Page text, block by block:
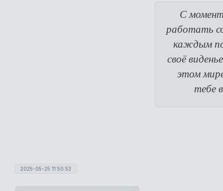
С
работать
каждым
своё
этом
тебе
2025-05-25 11:50:53